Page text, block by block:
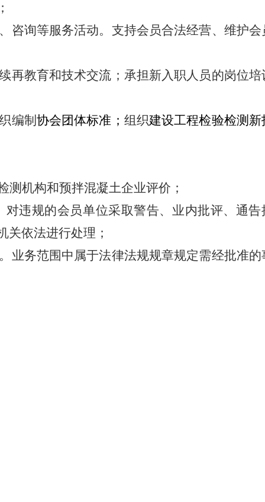
咨询等服务活动。支持会员合法经营、维护会
再教育和技术交流；承担新入职人员的岗位培
编制 协会团体标准； 组织建设工程检验检测新
测机构和预拌混凝土企业评价；
对违规的会员单位采取警告、业内批评、通告
依法进行处理；
业务范围中属于法律法规规章规定需经批准的